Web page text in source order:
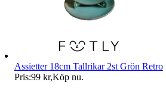
Assietter 18cm Tallrikar 2st Grön Retro
Pris:99 kr,Köp nu.